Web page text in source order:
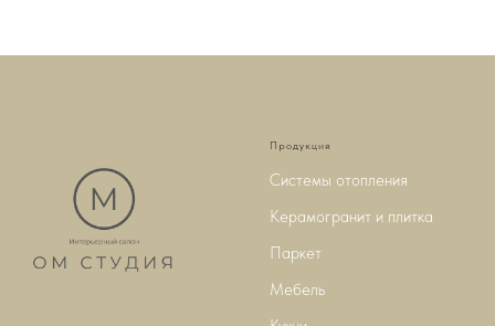
Продукция
Системы отопления
Керамогранит и плитка
Паркет
Мебель